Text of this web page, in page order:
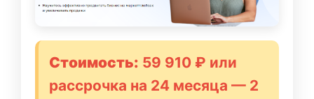
Стоимость: 59 910 ₽ или
рассрочка на 24 месяца — 2